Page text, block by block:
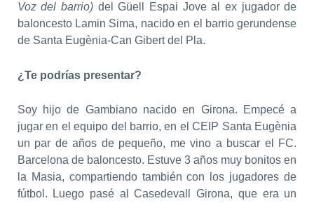
Voz del barrio)del Güell Espai Jove al ex jugador de
baloncesto Lamin Sima, nacido en el barrio gerundense
de Santa Eugènia-Can Gibert del Pla.
¿Te podrías presentar?
Soy hijo de Gambiano nacido en Girona. Empecé a
jugar en el equipo del barrio, en el CEIP Santa Eugènia
un par de años de pequeño, me vino a buscar el FC.
Barcelona de baloncesto. Estuve 3 años muy bonitos en
la Masia, compartiendo también con los jugadores de
fútbol. Luego pasé al Casedevall Girona, que era un